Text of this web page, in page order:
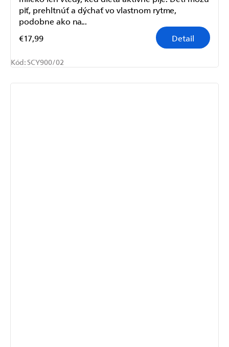
€17,99 Detail
piť, prehltnúť a dýchať vo vlastnom rytme,
podobne ako na...
Kód:SCY900/02